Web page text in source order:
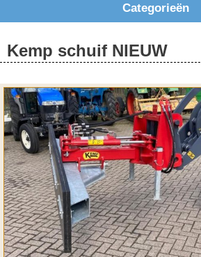
Categorieën
Kemp schuif NIEUW